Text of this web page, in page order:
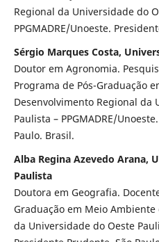
Regional da Universidade do
PPGMADRE/Unoeste.
Sérgio Marques Costa,
Doutor em Agronomia.
Programa de Pós-Graduação
Desenvolvimento Regional da
Paulista – PPGMADRE/
Paulo. Brasil.
Alba Regina Azevedo Arana,
Paulista
Doutora em Geografia.
Graduação em Meio
da Universidade do Oeste